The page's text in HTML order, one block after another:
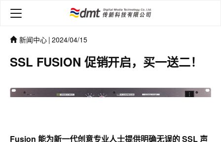
新闻中心 | 2024/04/15
SSL FUSION 促销开启，买一送二！
Fusion 能为新一代创意专业人士提供明确无误的 SSL 声